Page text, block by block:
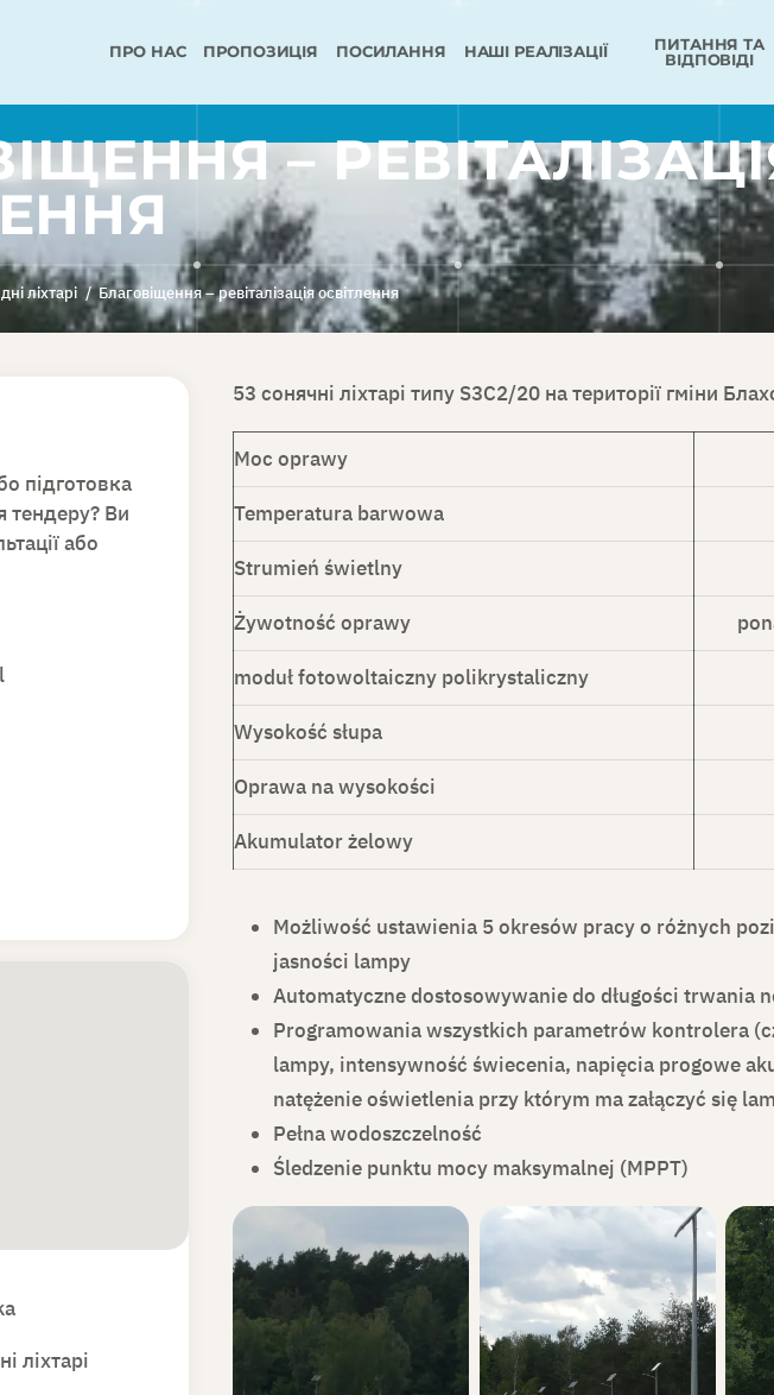
ПРО НАС ПРОПОЗИЦІЯ ПОСИЛАННЯ НАШІ РЕАЛІЗАЦІЇ
ПИТАННЯ ТА
ВІДПОВІДІ
–
ліхтарі / Благовіщення – ревіталізація освітлення
53 сонячні ліхтарі типу S3C2/20 на території гміни
Moc oprawy
Temperatura barwowa
Strumień świetlny
Żywotność oprawy
moduł fotowoltaiczny polikrystaliczny
Wysokość słupa
Oprawa na wysokości
Akumulator żelowy
Możliwość ustawienia 5 okresów pracy o różnych
jasności lampy
Automatyczne dostosowywanie do długości trwania
Programowania wszystkich parametrów kontrolera
lampy, intensywność świecenia, napięcia progowe
natężenie oświetlenia przy którym ma załączyć się
Pełna wodoszczelność
Śledzenie punktu mocy maksymalnej (MPPT)
підготовка
тендеру? Ви
або
ліхтарі